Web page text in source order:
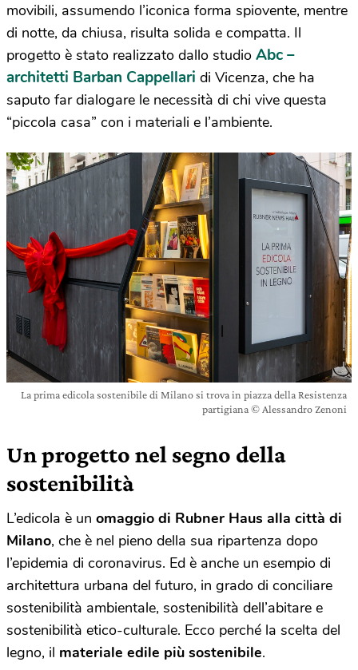
movibili, assumendo l’iconica forma spiovente, mentre
di notte, da chiusa, risulta solida e compatta. Il
progetto è stato realizzato dallo studio Abc –
architetti Barban Cappellari di Vicenza, che ha
saputo far dialogare le necessità di chi vive questa
“piccola casa” con i materiali e l’ambiente.
La prima edicola sostenibile di Milano si trova in piazza della Resistenza
partigiana © Alessandro Zenoni
Un progetto nel segno della
sostenibilità
L’edicola è un omaggio di Rubner Haus alla città di
Milano, che è nel pieno della sua ripartenza dopo
l’epidemia di coronavirus. Ed è anche un esempio di
architettura urbana del futuro, in grado di conciliare
sostenibilità ambientale, sostenibilità dell’abitare e
sostenibilità etico-culturale. Ecco perché la scelta del
legno, il materiale edile più sostenibile.